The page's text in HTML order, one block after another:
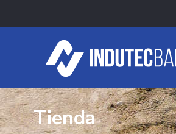
Tienda